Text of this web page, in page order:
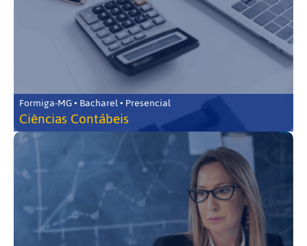
Formiga-MG • Bacharel • Presencial
Ciências Contábeis